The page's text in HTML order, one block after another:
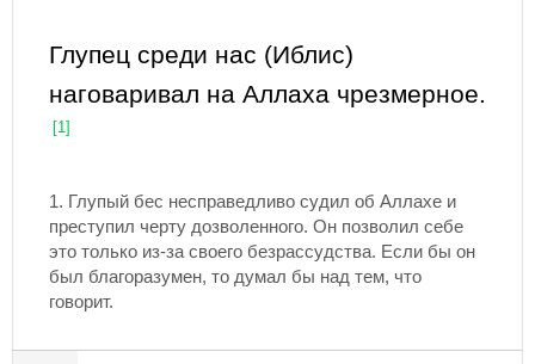
Глупец среди нас (Иблис)
наговаривал на Аллаха чрезмерное.
[1]
1. Глупый бес несправедливо судил об Аллахе и
преступил черту дозволенного. Он позволил себе
это только из-за своего безрассудства. Если бы он
был благоразумен, то думал бы над тем, что
говорит.